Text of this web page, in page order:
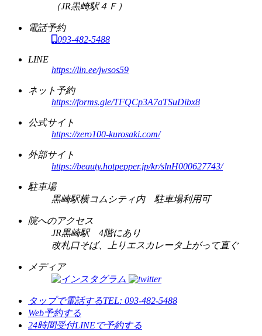
（JR黒崎駅４Ｆ）
電話予約
093-482-5488
LINE
https://lin.ee/jwsos59
ネット予約
https://forms.gle/TFQCp3A7aTSuDibx8
公式サイト
https://zero100-kurosaki.com/
外部サイト
https://beauty.hotpepper.jp/kr/slnH000627743/
駐車場
黒崎駅横コムシティ内 駐車場利用可
院へのアクセス
JR黒崎駅 4階にあり
改札口そば、上りエスカレータ上がって直ぐ
メディア
タップで電話するTEL: 093-482-5488
Web予約する
24時間受付LINEで予約する